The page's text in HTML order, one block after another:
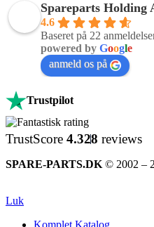
Spareparts Holding
4.6
Baseret på 22
powered by Google
anmeld os på
Trustpilot
TrustScore 4.328 reviews
SPARE-PARTS.DK © 2002 –
Luk
Komplet Katalog